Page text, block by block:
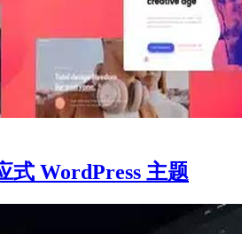
式 WordPress 主题